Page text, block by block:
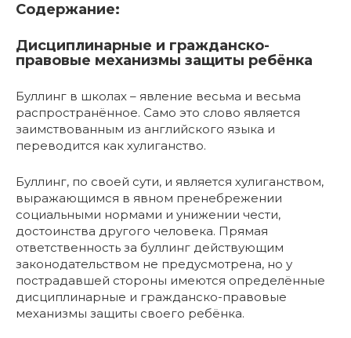
Содержание:
Дисциплинарные и гражданско-
правовые механизмы защиты ребёнка
Буллинг в школах – явление весьма и весьма
распространённое. Само это слово является
заимствованным из английского языка и
переводится как хулиганство.
Буллинг, по своей сути, и является хулиганством,
выражающимся в явном пренебрежении
социальными нормами и унижении чести,
достоинства другого человека. Прямая
ответственность за буллинг действующим
законодательством не предусмотрена, но у
пострадавшей стороны имеются определённые
дисциплинарные и гражданско-правовые
механизмы защиты своего ребёнка.